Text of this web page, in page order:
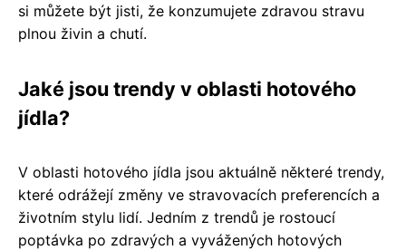
si můžete být jisti, že konzumujete zdravou stravu
plnou živin a chutí.
Jaké jsou trendy v oblasti hotového
jídla?
V oblasti hotového jídla jsou aktuálně některé trendy,
které odrážejí změny ve stravovacích preferencích a
životním stylu lidí. Jedním z trendů je rostoucí
poptávka po zdravých a vyvážených hotových